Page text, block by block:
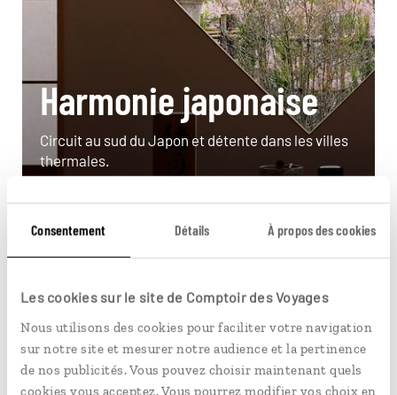
Consentement Détails À propos des cookies
Les cookies sur le site de Comptoir des Voyages
Nous utilisons des cookies pour faciliter votre navigation
sur notre site et mesurer notre audience et la pertinence
de nos publicités. Vous pouvez choisir maintenant quels
cookies vous acceptez. Vous pourrez modifier vos choix en
Harmonie japonaise
Circuit au sud du Japon et détente dans les villes
thermales.
Voyager à l’essentiel
Malaisie